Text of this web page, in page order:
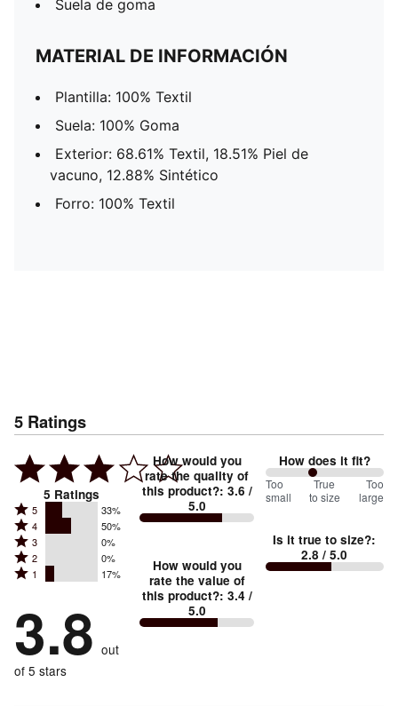
Suela de goma
MATERIAL DE INFORMACIÓN
Plantilla: 100% Textil
Suela: 100% Goma
Exterior: 68.61% Textil, 18.51% Piel de
vacuno, 12.88% Sintético
Forro: 100% Textil
5 Ratings
5 Ratings
Rated
5
stars
by
of
reviewers
5 33%
Rated
4
stars
by
of
reviewers
4 50%
Rated
3
stars
0%
of
reviewers
3 0%
Rated
2
by
0%
of
reviewers
2 0%
Rated
stars
by
17%
of
1 17%
3.8 out
of 5 stars
How would you
rate the quality of
this product?: 3.6 /
5.0
How would you
rate the value of
this product?: 3.4 /
5.0
How does it fit?
80%
between
small
and
Too
small
True
to size
Too
large
Is it true to size?:
2.8 / 5.0